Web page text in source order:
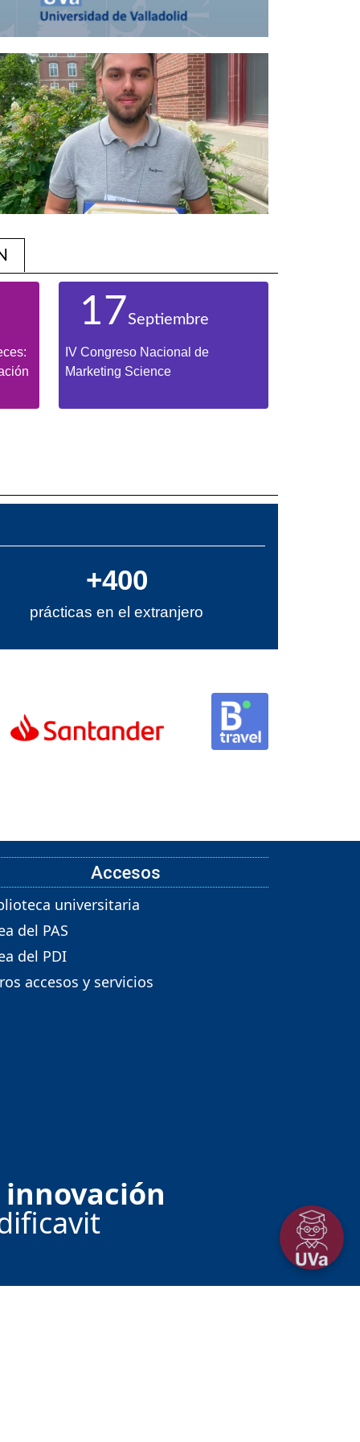
17Septiembre
IV Congreso Nacional de
Marketing Science
+400
prácticas en el extranjero
Accesos
universitaria
del PAS
del PDI
accesos y servicios
innovación